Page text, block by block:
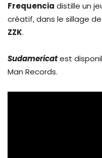
Frequencia distille un
créatif, dans le sillage
ZZK.
Sudamericatest
Man Records.